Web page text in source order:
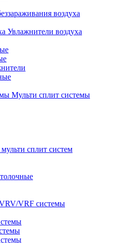
воздуха
Увлажнители воздуха
Мульти сплит системы
сплит систем
VRF системы